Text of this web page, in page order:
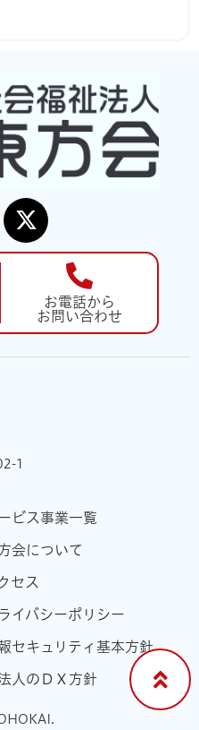
お電話から
お問い合わせ
1
ビス事業一覧
会について
セス
イバシーポリシー
セキュリティ基本方針
人のＤＸ方針